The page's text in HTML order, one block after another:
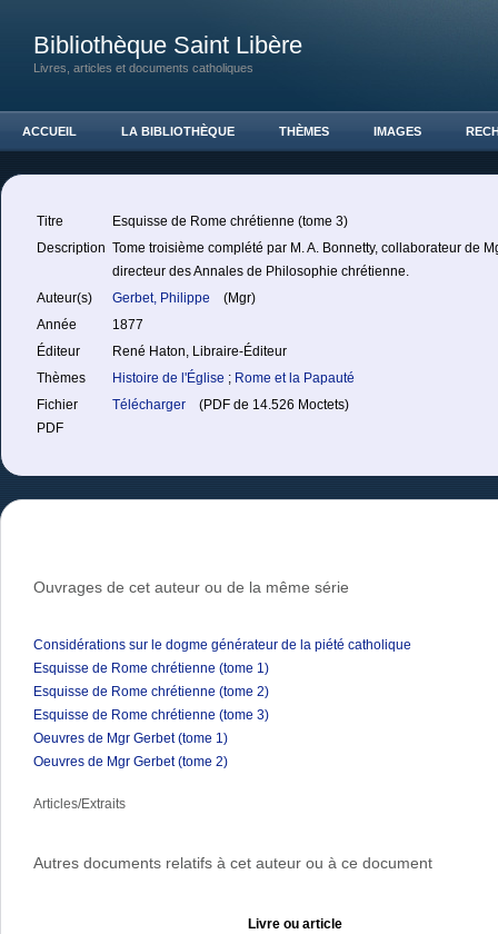
Bibliothèque Saint Libère
Livres, articles et documents catholiques
ACCUEIL LA BIBLIOTHÈQUE THÈMES IMAGES
Titre
Esquisse de Rome chrétienne (tome 3)
Description Tome troisième complété par M. A. Bonnetty, collaborateur de
directeur des Annales de Philosophie chrétienne.
Auteur(s)
Gerbet, Philippe
(Mgr)
Année
1877
Éditeur
René Haton, Libraire-Éditeur
Thèmes
Histoire de l'Église ; Rome et la Papauté
Fichier
PDF
Télécharger (PDF de 14.526 Moctets)
Ouvrages de cet auteur ou de la même série
Considérations sur le dogme générateur de la piété catholique
Esquisse de Rome chrétienne (tome 1)
Esquisse de Rome chrétienne (tome 2)
Esquisse de Rome chrétienne (tome 3)
Oeuvres de Mgr Gerbet (tome 1)
Oeuvres de Mgr Gerbet (tome 2)
Articles/Extraits
Autres documents relatifs à cet auteur ou à ce document
Livre ou article